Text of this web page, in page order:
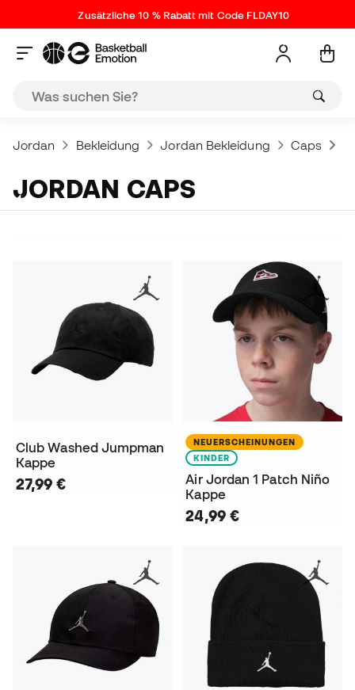
Zusätzliche 10 % Rabatt mit Code FLDAY10
Jordan Bekleidung Jordan Bekleidung Caps
JORDAN CAPS
Club Washed Jumpman
Kappe
27,99 €
NEUERSCHEINUNGEN
KINDER
Air Jordan 1 Patch Niño
Kappe
24,99 €